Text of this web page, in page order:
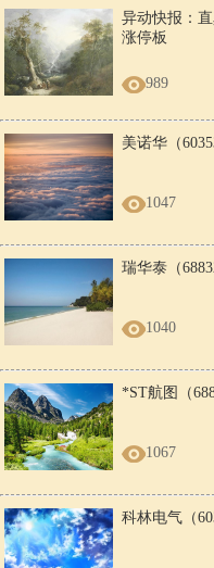
异动快报：
涨停板
989
美诺华（
1047
瑞华泰（
1040
*ST航图（
1067
科林电气（